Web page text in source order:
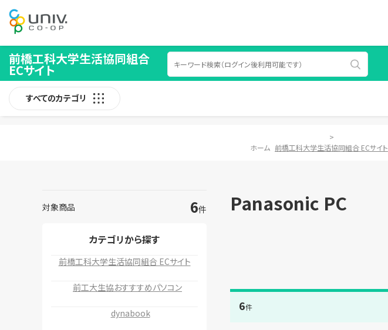
前橋工科大学生活協同組合
ECサイト
すべてのカテゴリ
ホーム
>
前橋工科大学生活協同組合 ECサイト
対象商品 6件
カテゴリから探す
前橋工科大学生活協同組合 ECサイト
前工大生協おすすすめパソコン
dynabook
Panasonic PC
6件